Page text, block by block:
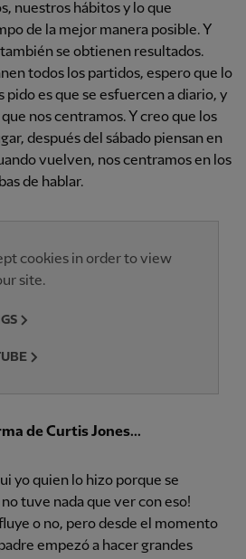
nuestros hábitos y lo que
de la mejor manera posible. Y
se obtienen resultados.
todos los partidos, espero que lo
pido es que se esfuercen a diario, y
nos centramos. Y creo que los
después del sábado piensan en
vuelven, nos centramos en los
de hablar.
cookies in order to view
site.
de Curtis Jones...
yo quien lo hizo porque se
tuve nada que ver con eso!
o no, pero desde el momento
empezó a hacer grandes